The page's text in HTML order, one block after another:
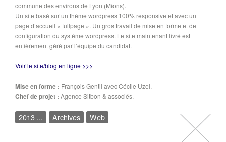
commune des environs de Lyon (Mions).
Un site basé sur un thème wordpress 100% responsive et avec un
page d’accueil « fullpage ». Un gros travail de mise en forme et de
configuration du système wordpress. Le site maintenant livré est
entièrement géré par l’équipe du candidat.
Voir le site/blog en ligne >>>
Mise en forme : François Gentil avec Cécile Uzel.
Chef de projet : Agence Sitbon & associés.
2013 ... Archives Web